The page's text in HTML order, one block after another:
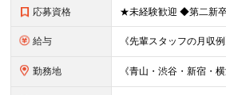
応募資格
給与
勤務地